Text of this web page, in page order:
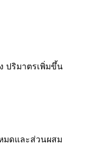
ปริมาตรเพิ่มขึ้น
มดและส่วนผสม